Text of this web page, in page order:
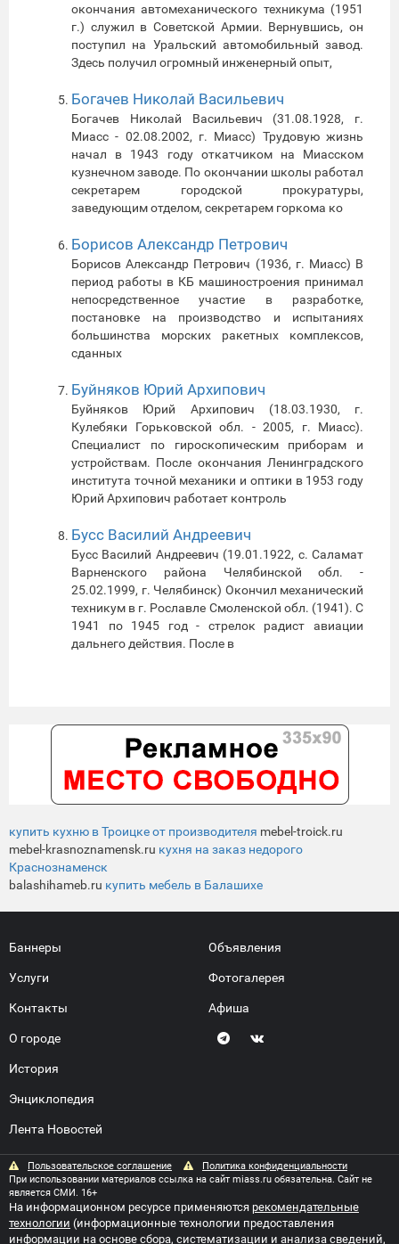
окончания автомеханического техникума (1951
г.) служил в Советской Армии. Вернувшись, он
поступил на Уральский автомобильный завод.
Здесь получил огромный инженерный опыт,
Богачев Николай Васильевич
Богачев Николай Васильевич (31.08.1928, г.
Миасс - 02.08.2002, г. Миасс) Трудовую жизнь
начал в 1943 году откатчиком на Миасском
кузнечном заводе. По окончании школы работал
секретарем городской прокуратуры,
заведующим отделом, секретарем горкома ко
Борисов Александр Петрович
Борисов Александр Петрович (1936, г. Миасс) В
период работы в КБ машиностроения принимал
непосредственное участие в разработке,
постановке на производство и испытаниях
большинства морских ракетных комплексов,
сданных
Буйняков Юрий Архипович
Буйняков Юрий Архипович (18.03.1930, г.
Кулебяки Горьковской обл. - 2005, г. Миасс).
Специалист по гироскопическим приборам и
устройствам. После окончания Ленинградского
института точной механики и оптики в 1953 году
Юрий Архипович работает контроль
Бусс Василий Андреевич
Бусс Василий Андреевич (19.01.1922, с. Саламат
Варненского района Челябинской обл. -
25.02.1999, г. Челябинск) Окончил механический
техникум в г. Рославле Смоленской обл. (1941). С
1941 по 1945 год - стрелок радист авиации
дальнего действия. После в
купить кухню в Троицке от производителя mebel-troick.ru
mebel-krasnoznamensk.ru кухня на заказ недорого
Краснознаменск
balashihameb.ru купить мебель в Балашихе
Баннеры
Услуги
Контакты
О городе
История
Энциклопедия
Лента Новостей
Объявления
Фотогалерея
Афиша
Пользовательское соглашение
Политика конфиденциальности
При использовании материалов ссылка на сайт miass.ru обязательна. Сайт не
является СМИ. 16+
На информационном ресурсе применяются рекомендательные
технологии (информационные технологии предоставления
информации на основе сбора, систематизации и анализа сведений,